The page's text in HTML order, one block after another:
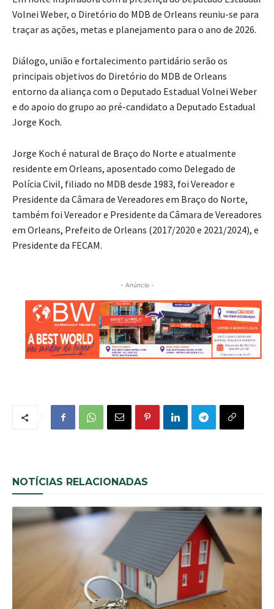
Volnei Weber, o Diretório do MDB de Orleans reuniu-se para
traçar as ações, metas e planejamento para o ano de 2026.
Diálogo, união e fortalecimento partidário serão os
principais objetivos do Diretório do MDB de Orleans
entorno da aliança com o Deputado Estadual Volnei Weber
e do apoio do grupo ao pré-candidato a Deputado Estadual
Jorge Koch.
Jorge Koch é natural de Braço do Norte e atualmente
residente em Orleans, aposentado como Delegado de
Polícia Civil, filiado no MDB desde 1983, foi Vereador e
Presidente da Câmara de Vereadores em Braço do Norte,
também foi Vereador e Presidente da Câmara de Vereadores
em Orleans, Prefeito de Orleans (2017/2020 e 2021/2024), e
Presidente da FECAM.
- Anúncio -
NOTÍCIAS RELACIONADAS